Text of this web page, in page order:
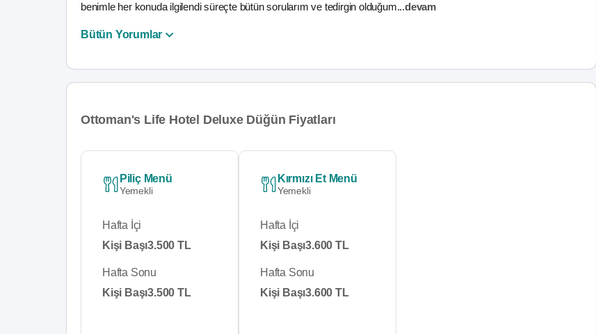
benimle her konuda ilgilendi süreçte bütün sorularım ve tedirgin olduğum...devam
Bütün Yorumlar
Ottoman's Life Hotel Deluxe Düğün Fiyatları
Piliç Menü
Yemekli
Hafta İçi
Kişi Başı3.500 TL
Hafta Sonu
Kişi Başı3.500 TL
Kırmızı Et Menü
Yemekli
Hafta İçi
Kişi Başı3.600 TL
Hafta Sonu
Kişi Başı3.600 TL